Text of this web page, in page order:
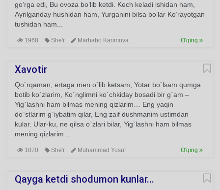
go’rga edi, Bu ovoza bo’lib ketdi. Kech keladi ishidan ham,
Ayrilganday hushidan ham, Yurganini bilsa bo’lar Ko’rayotgan
tushidan ham...
1968 She'r Marhabo Karimova O'qing
Xavotir
Qo`rqaman, ertaga men o`lib ketsam, Yotar bo`lsam qumga
botib ko`zlarim, Ko`nglimni ko`chkiday bosadi bir g`am –
Yig`lashni ham bilmas mening qizlarim… Eng yaqin
do`stlarim g`iybatim qilar, Eng zaif dushmanim ustimdan
kular. Ular-ku, ne qilsa o`zlari bilar, Yig`lashni ham bilmas
mening qizlarim…
1070 She'r Muhammad Yusuf O'qing
Qayga ketdi shodumon kunlar...